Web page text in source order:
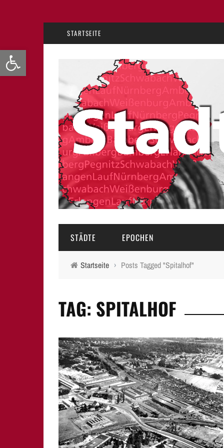
Werkzeugleiste öffnen
STARTSEITE
STÄDTE
BAMBERG
FÜRTH
LAUF A.D. PEGNITZ
NEUMARKT I.D.OPF.
NÜRNBERG
PEGNITZ
EPOCHEN
16.-18. JAHRHUNDERT
20.-21. JAHRHUNDERT
Startseite › Posts Tagged "Spitalhof"
TAG: SPITALHOF